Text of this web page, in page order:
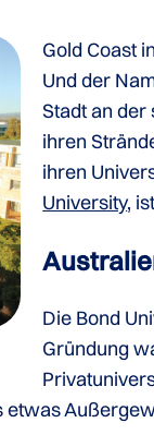
Gold Coast
Und der
Stadt an
ihren
ihren
University,
Die Bond
Gründung